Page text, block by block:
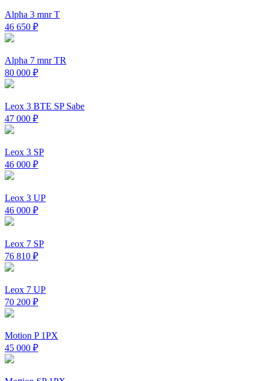
Alpha 3 mnr T
46 650 ₽
Alpha 7 mnr TR
80 000 ₽
Leox 3 BTE SP Sabe
47 000 ₽
Leox 3 SP
46 000 ₽
Leox 3 UP
46 000 ₽
Leox 7 SP
76 810 ₽
Leox 7 UP
70 200 ₽
Motion P 1PX
45 000 ₽